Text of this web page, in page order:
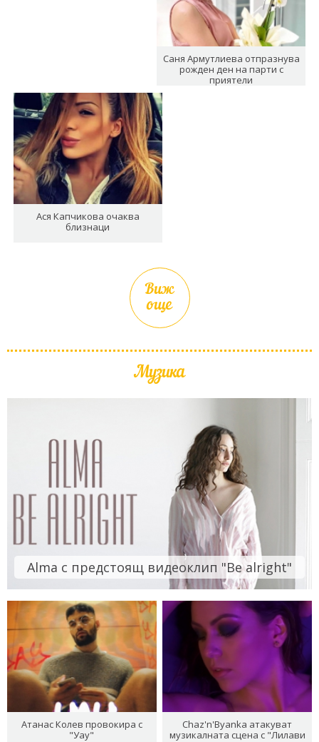
Саня Армутлиева отпразнува
рожден ден на парти с
приятели
Ася Капчикова очаква
близнаци
Виж
още
Музика
Alma с предстоящ видеоклип "Be alright"
Атанас Колев провокира с
"Уау"
Chaz'n'Byanka атакуват
музикалната сцена с "Лилави